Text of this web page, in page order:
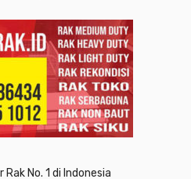
No. 1 di Indonesia